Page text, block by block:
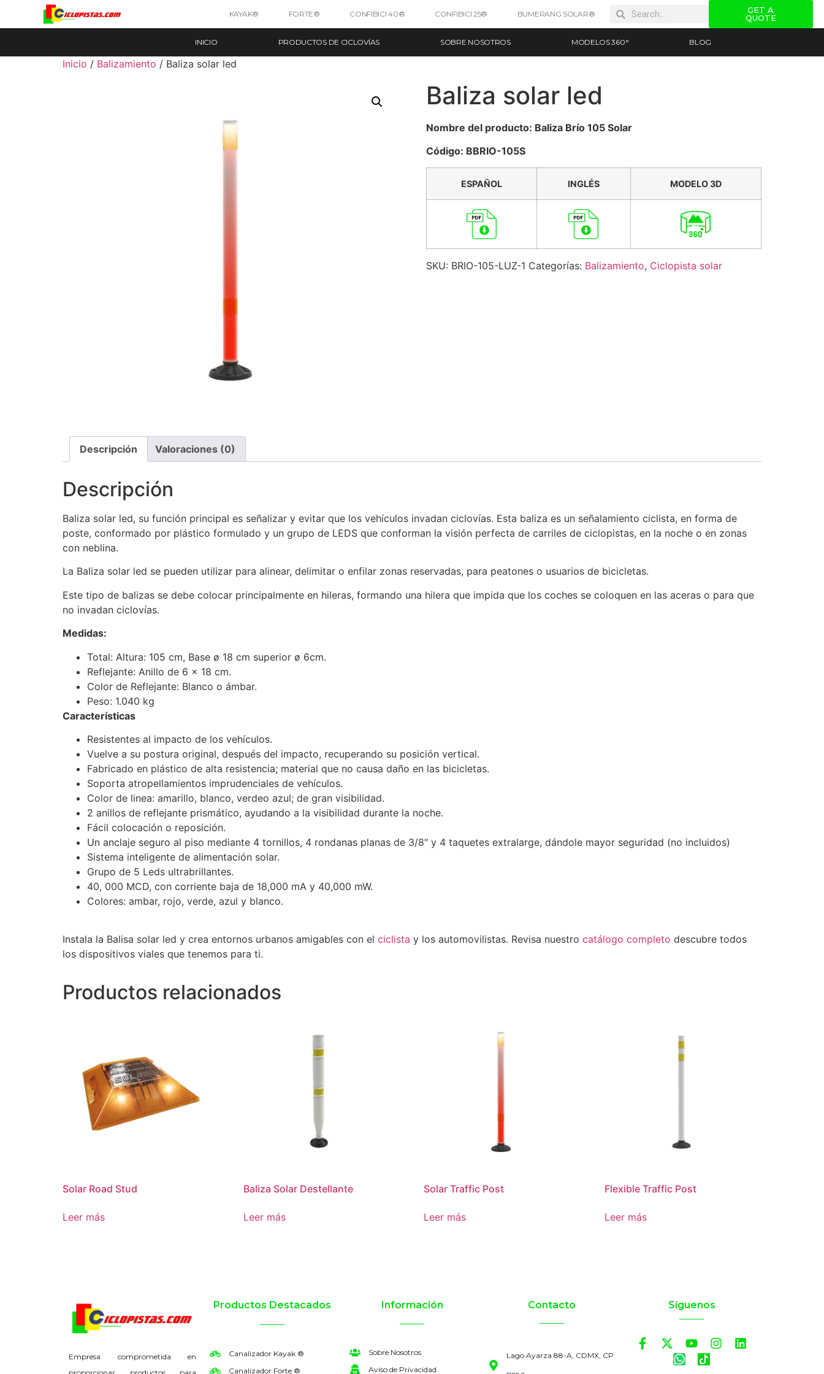
KAYAK® FORTE® CONFIBICI 40® CONFIBICI 25® BUMERANG SOLAR®
GET A
QUOTE
INICIO PRODUCTOS DE CICLOVÍAS SOBRE NOSOTROS MODELOS 360° BLOG
Inicio / Balizamiento / Baliza solar led
Baliza solar led
Nombre del producto: Baliza Brío 105 Solar
Código: BBRIO-105S
ESPAÑOL INGLÉS MODELO 3D
SKU: BRIO-105-LUZ-1 Categorías: Balizamiento, Ciclopista solar
Descripción Valoraciones (0)
Descripción
Baliza solar led, su función principal es señalizar y evitar que los vehículos invadan ciclovías. Esta baliza es un señalamiento ciclista, en forma de
poste, conformado por plástico formulado y un grupo de LEDS que conforman la visión perfecta de carriles de ciclopistas, en la noche o en zonas
con neblina.
La Baliza solar led se pueden utilizar para alinear, delimitar o enfilar zonas reservadas, para peatones o usuarios de bicicletas.
Este tipo de balizas se debe colocar principalmente en hileras, formando una hilera que impida que los coches se coloquen en las aceras o para que
no invadan ciclovías.
Medidas:
Total: Altura: 105 cm, Base ø 18 cm superior ø 6cm.
Reflejante: Anillo de 6 x 18 cm.
Color de Reflejante: Blanco o ámbar.
Peso: 1.040 kg
Características
Resistentes al impacto de los vehículos.
Vuelve a su postura original, después del impacto, recuperando su posición vertical.
Fabricado en plástico de alta resistencia; material que no causa daño en las bicicletas.
Soporta atropellamientos imprudenciales de vehículos.
Color de linea: amarillo, blanco, verdeo azul; de gran visibilidad.
2 anillos de reflejante prismático, ayudando a la visibilidad durante la noche.
Fácil colocación o reposición.
Un anclaje seguro al piso mediante 4 tornillos, 4 rondanas planas de 3/8″ y 4 taquetes extralarge, dándole mayor seguridad (no incluidos)
Sistema inteligente de alimentación solar.
Grupo de 5 Leds ultrabrillantes.
40, 000 MCD, con corriente baja de 18,000 mA y 40,000 mW.
Colores: ambar, rojo, verde, azul y blanco.
Instala la Balisa solar led y crea entornos urbanos amigables con el ciclista y los automovilistas. Revisa nuestro catálogo completo descubre todos
los dispositivos viales que tenemos para ti.
Productos relacionados
Solar Road Stud
Leer más
Baliza Solar Destellante
Leer más
Solar Traffic Post
Leer más
Flexible Traffic Post
Leer más
Empresa comprometida en
Productos Destacados
Canalizador Kayak ®
Canalizador Forte ®
Información
Sobre Nosotros
Aviso de Privacidad
Contacto
Lago Ayarza 88-A, CDMX, CP
Síguenos